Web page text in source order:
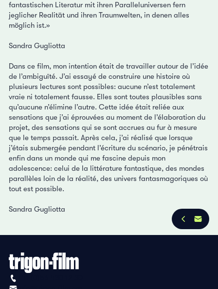
fantastischen Literatur mit ihren Paralleluniversen fern
jeglicher Realität und ihren Traumwelten, in denen alles
möglich ist.»
Sandra Gugliotta
Dans ce film, mon intention était de travailler autour de l’idée
de l’ambiguïté. J’ai essayé de construire une histoire où
plusieurs lectures sont possibles: aucune n’est totalement
vraie ni totalement fausse. Elles sont toutes plausibles sans
qu’aucune n’élimine l’autre. Cette idée était reliée aux
sensations que j’ai éprouvées au moment de l’élaboration du
projet, des sensations qui se sont accrues au fur à mesure
que le temps passait. Après cela, j’ai réalisé que lorsque
j’étais submergée pendant l’écriture du scénario, je pénétrais
enfin dans un monde qui me fascine depuis mon
adolescence: celui de la littérature fantastique, des mondes
parallèles loin de la réalité, des univers fantasmagoriques où
tout est possible.
Sandra Gugliotta